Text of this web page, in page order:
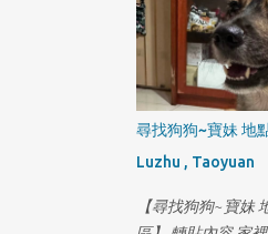
同我的小孩一樣
尋找狗狗~寶妹 地
Luzhu , Taoyuan
【尋找狗狗~寶妹